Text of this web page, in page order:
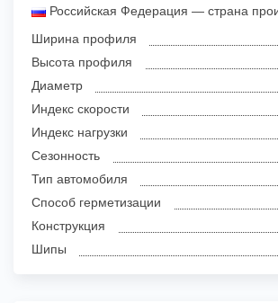
Российская Федерация — страна
Ширина профиля
Высота профиля
Диаметр
Индекс скорости
Индекс нагрузки
Сезонность
Тип автомобиля
Способ герметизации
Конструкция
Шипы